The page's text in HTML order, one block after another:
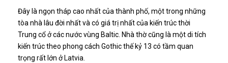
Đây là ngọn tháp cao nhất của thành phố, một trong những
tòa nhà lâu đời nhất và có giá trị nhất của kiến ​​trúc thời
Trung cổ ở các nước vùng Baltic. Nhà thờ cũng là một di tích
kiến ​​trúc theo phong cách Gothic thế kỷ 13 có tầm quan
trọng rất lớn ở Latvia.